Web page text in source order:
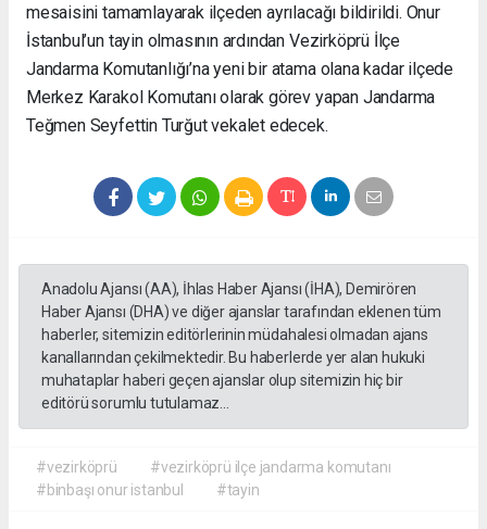
mesaisini tamamlayarak ilçeden ayrılacağı bildirildi. Onur
İstanbul’un tayin olmasının ardından Vezirköprü İlçe
Jandarma Komutanlığı’na yeni bir atama olana kadar ilçede
Merkez Karakol Komutanı olarak görev yapan Jandarma
Teğmen Seyfettin Turğut vekalet edecek.
Anadolu Ajansı (AA), İhlas Haber Ajansı (İHA), Demirören
Haber Ajansı (DHA) ve diğer ajanslar tarafından eklenen tüm
haberler, sitemizin editörlerinin müdahalesi olmadan ajans
kanallarından çekilmektedir. Bu haberlerde yer alan hukuki
muhataplar haberi geçen ajanslar olup sitemizin hiç bir
editörü sorumlu tutulamaz...
#vezirköprü
#vezirköprü ilçe jandarma komutanı
#binbaşı onur istanbul
#tayin